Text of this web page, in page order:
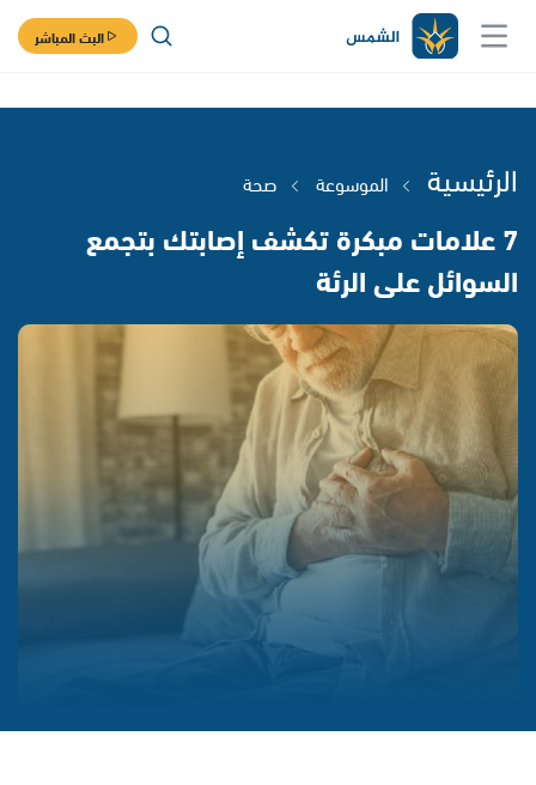
البث المباشر
الرئيسية الموسوعة صحة
7 علامات مبكرة تكشف إصابتك بتجمع
السوائل على الرئة